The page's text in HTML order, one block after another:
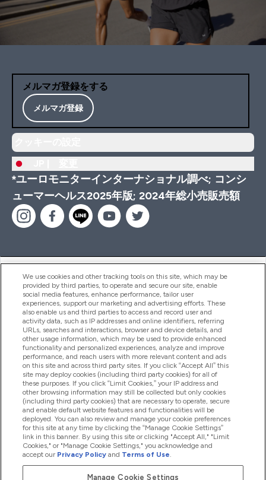
メルマガ登録をする
メルマガ登録
*ユーロモニターインターナショナル調べ; コンシ
ューマーヘルス2025年版; 2024年総小売販売額
ヘルプ＆ガイド
商品について
会社概要
特典＆ポイント
2026 The Hut.com Ltd
We use cookies and other tracking tools on this site, which may be
provided by third parties, to operate and secure our site, enable
social media features, enhance performance, tailor user
experiences, support our marketing and advertising efforts. These
also enable us and third parties to access and record user and
activity data, such as IP addresses and online identifiers, referring
URLs, searches and interactions, browser and device details, and
other usage information, which may be used to provide enhanced
functionality and personalized experiences, analyze and improve
performance, and reach users with more relevant content and ads
on this site and across third party sites. If you click “Accept All” this
site may deploy cookies (including third party cookies) for all of
these purposes. If you click “Limit Cookies,” your IP address and
other browsing information may still be collected but only cookies
(including third party cookies) that are necessary to operate, secure
and enable default website features and functionalities will be
deployed. You can also review and manage your cookie preferences
for this site at any time by clicking the “Manage Cookie Settings”
link in this banner. By using this site or clicking "Accept All," "Limit
Cookies," or "Manage Cookie Settings," you acknowledge and
accept our Privacy Policy and Terms of Use.
Manage Cookie Settings